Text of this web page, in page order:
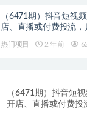
（6471期）抖音短视
店、直播或付费投流
热门项目 2 年前
（6471期）抖音短
开店、直播或付费投